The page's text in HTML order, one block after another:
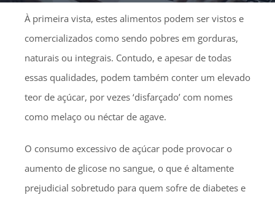
À primeira vista, estes alimentos podem ser vistos e
comercializados como sendo pobres em gorduras,
naturais ou integrais. Contudo, e apesar de todas
essas qualidades, podem também conter um elevado
teor de açúcar, por vezes ‘disfarçado’ com nomes
como melaço ou néctar de agave.
O consumo excessivo de açúcar pode provocar o
aumento de glicose no sangue, o que é altamente
prejudicial sobretudo para quem sofre de diabetes e